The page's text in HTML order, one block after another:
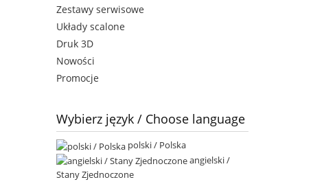
Zestawy serwisowe
Układy scalone
Druk 3D
Nowości
Promocje
Wybierz język / Choose language
polski / Polska
angielski /
Stany Zjednoczone